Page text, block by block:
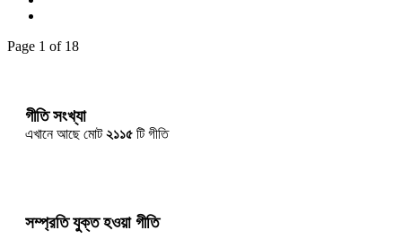
Page 1 of 18
গীতি সংখ্যা
এখানে আছে মোট২১১৫ টি গীতি
সম্প্রতি যুক্ত হওয়া গীতি